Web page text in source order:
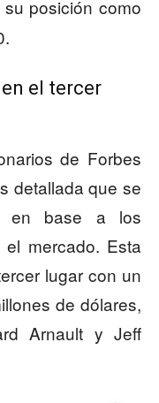
posición como
el tercer
de Forbes
detallada que se
en base a los
mercado. Esta
lugar con un
de dólares,
Arnault y Jeff